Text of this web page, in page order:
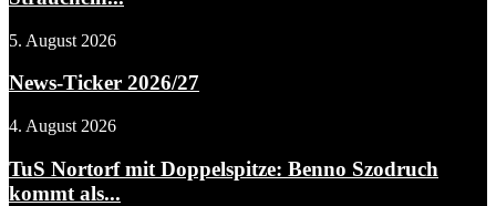
5. August 2026
News-Ticker 2026/27
4. August 2026
TuS Nortorf mit Doppelspitze: Benno Szodruch
kommt als...